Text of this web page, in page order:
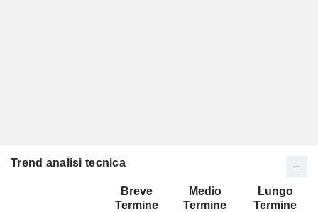
Trend analisi tecnica
Breve
Termine
Medio
Termine
Lungo
Termine